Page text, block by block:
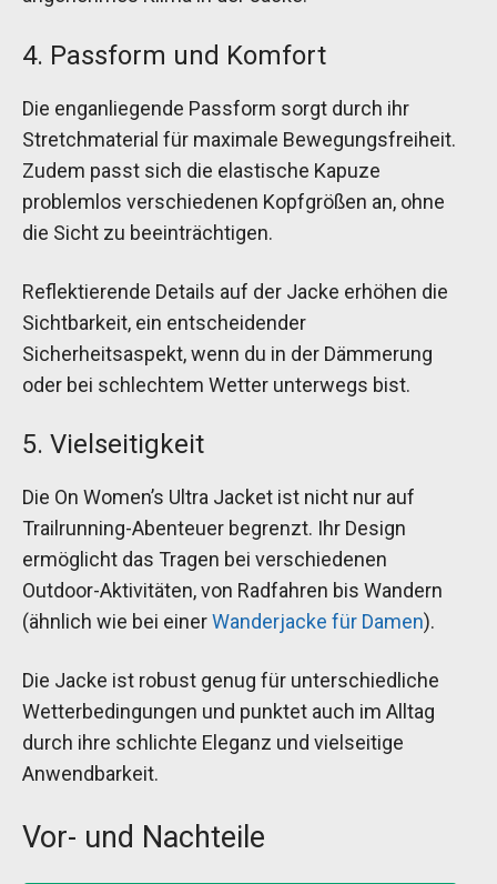
4. Passform und Komfort
Die enganliegende Passform sorgt durch ihr
Stretchmaterial für maximale Bewegungsfreiheit.
Zudem passt sich die elastische Kapuze
problemlos verschiedenen Kopfgrößen an, ohne
die Sicht zu beeinträchtigen.
Reflektierende Details auf der Jacke erhöhen die
Sichtbarkeit, ein entscheidender
Sicherheitsaspekt, wenn du in der Dämmerung
oder bei schlechtem Wetter unterwegs bist.
5. Vielseitigkeit
Die On Women’s Ultra Jacket ist nicht nur auf
Trailrunning-Abenteuer begrenzt. Ihr Design
ermöglicht das Tragen bei verschiedenen
Outdoor-Aktivitäten, von Radfahren bis Wandern
(ähnlich wie bei einerWanderjacke für Damen).
Die Jacke ist robust genug für unterschiedliche
Wetterbedingungen und punktet auch im Alltag
durch ihre schlichte Eleganz und vielseitige
Anwendbarkeit.
Vor- und Nachteile